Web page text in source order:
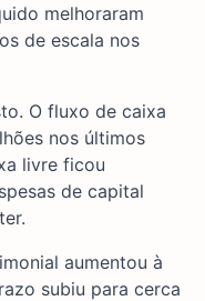
melhoraram
de escala nos
O fluxo de caixa
nos últimos
livre ficou
de capital
aumentou à
subiu para cerca